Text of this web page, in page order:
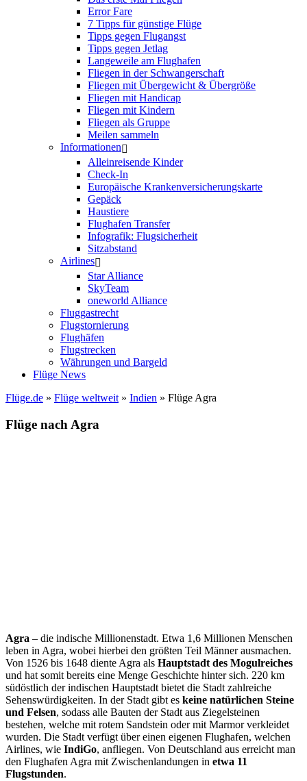
Error Fare
7 Tipps für günstige Flüge
Tipps gegen Flugangst
Tipps gegen Jetlag
Langeweile am Flughafen
Fliegen in der Schwangerschaft
Fliegen mit Übergewicht & Übergröße
Fliegen mit Handicap
Fliegen mit Kindern
Fliegen als Gruppe
Meilen sammeln
Informationen
Alleinreisende Kinder
Check-In
Europäische Krankenversicherungskarte
Gepäck
Haustiere
Flughafen Transfer
Infografik: Flugsicherheit
Sitzabstand
Airlines
Star Alliance
SkyTeam
oneworld Alliance
Fluggastrecht
Flugstornierung
Flughäfen
Flugstrecken
Währungen und Bargeld
Flüge News
Flüge.de » Flüge weltweit » Indien » Flüge Agra
Flüge nach Agra
Agra – die indische Millionenstadt. Etwa 1,6 Millionen Menschen
leben in Agra, wobei hierbei den größten Teil Männer ausmachen.
Von 1526 bis 1648 diente Agra als Hauptstadt des Mogulreiches
und hat somit bereits eine Menge Geschichte hinter sich. 220 km
südöstlich der indischen Hauptstadt bietet die Stadt zahlreiche
Sehenswürdigkeiten. In der Stadt gibt es keine natürlichen Steine
und Felsen, sodass alle Bauten der Stadt aus Ziegelsteinen
bestehen, welche mit rotem Sandstein oder mit Marmor verkleidet
wurden. Die Stadt verfügt über einen eigenen Flughafen, welchen
Airlines, wie IndiGo, anfliegen. Von Deutschland aus erreicht man
den Flughafen Agra mit Zwischenlandungen in etwa 11
Flugstunden.